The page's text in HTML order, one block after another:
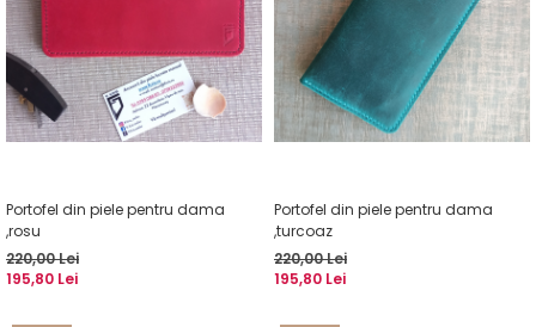
Portofel din piele pentru dama
,rosu
220,00 Lei
195,80 Lei
Portofel din piele pentru dama
,turcoaz
220,00 Lei
195,80 Lei